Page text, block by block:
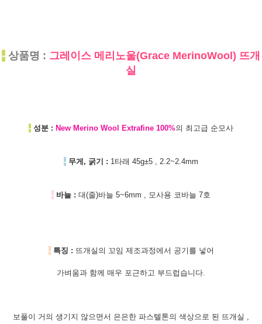
- 상품명 : 그레이스 메리노울(Grace MerinoWool) 뜨개
실
- 성분 : New Merino Wool Extrafine 100%의 최고급 순모사
- 무게, 굵기 : 1타래 45g±5 , 2.2~2.4mm
- 바늘 : 대(줄)바늘 5~6mm , 모사용 코바늘 7호
- 특징 : 뜨개실의 꼬임 제조과정에서 공기를 넣어
가벼움과 함께 매우 포근하고 부드럽습니다.
보풀이 거의 생기지 않으면서 은은한 파스텔톤의 색상으로 된 뜨개실 ,